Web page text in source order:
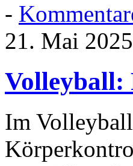
-
21. Mai
Volleyball:
Im